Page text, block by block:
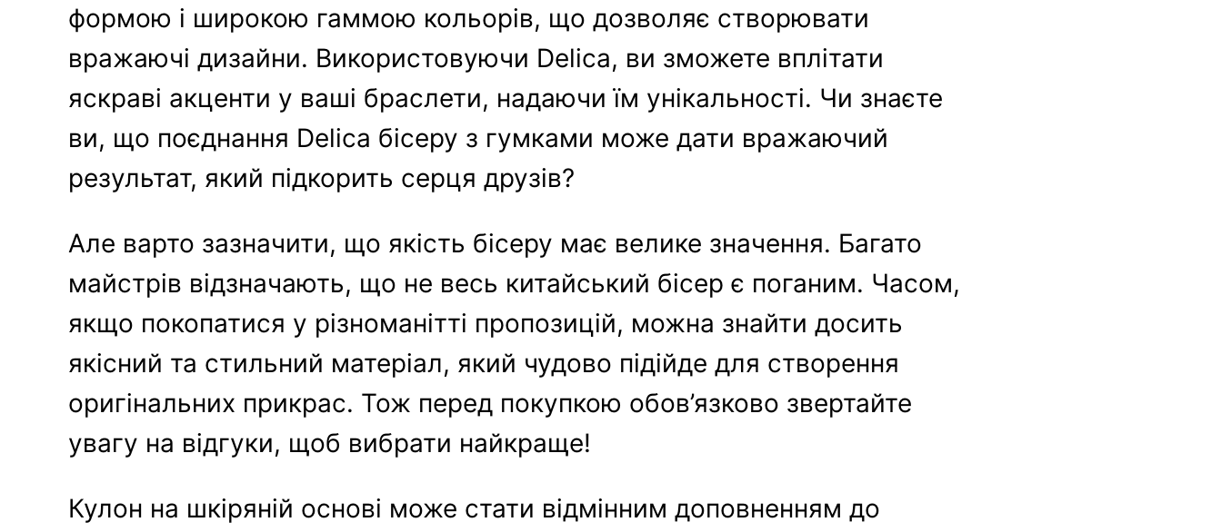
формою і широкою гаммою кольорів, що дозволяє створювати
вражаючі дизайни. Використовуючи Delica, ви зможете вплітати
яскраві акценти у ваші браслети, надаючи їм унікальності. Чи знаєте
ви, що поєднання Delica бісеру з гумками може дати вражаючий
результат, який підкорить серця друзів?
Але варто зазначити, що якість бісеру має велике значення. Багато
майстрів відзначають, що не весь китайський бісер є поганим. Часом,
якщо покопатися у різноманітті пропозицій, можна знайти досить
якісний та стильний матеріал, який чудово підійде для створення
оригінальних прикрас. Тож перед покупкою обов’язково звертайте
увагу на відгуки, щоб вибрати найкраще!
Кулон на шкіряній основі може стати відмінним доповненням до